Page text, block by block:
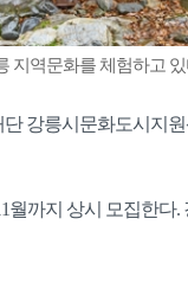
역문화를 체험하고
강릉시문화도시지
까지 상시 모집한다